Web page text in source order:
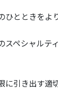
とときをよ
スペシャルテ
に引き出す適